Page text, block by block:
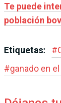
Te puede
población
Etiquetas: #
#ganado en